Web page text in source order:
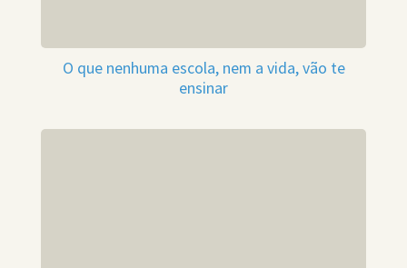
O que nenhuma escola, nem a vida, vão te
ensinar